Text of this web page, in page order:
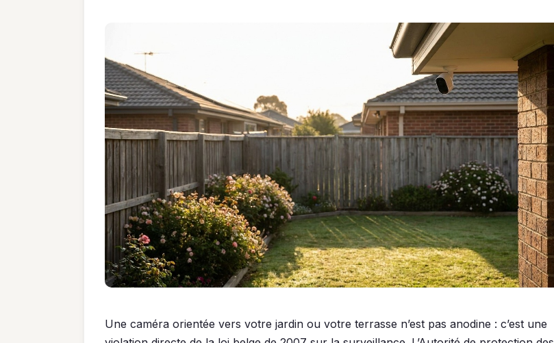
Une caméra orientée vers votre jardin ou votre terrasse n’est pas anodine : c’est une